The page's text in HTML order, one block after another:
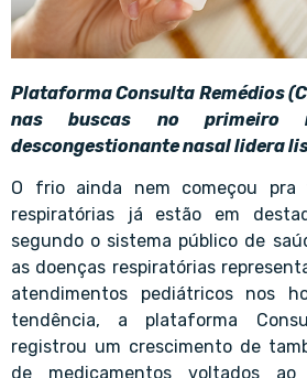
Plataforma Consulta Remédios
nas buscas no primeiro
descongestionante nasal lidera
O frio ainda nem começou pra
respiratórias já estão em
segundo o sistema público de
as doenças respiratórias
atendimentos pediátricos nos
tendência, a plataforma
registrou um crescimento de
de medicamentos voltados ao